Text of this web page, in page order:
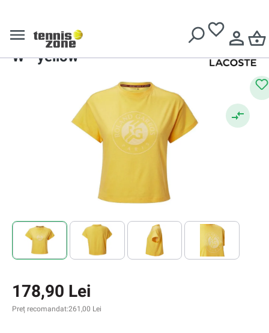
Lacoste Roland Garros T-Shirt
W - yellow
178,90 Lei
Preț recomandat:261,00 Lei